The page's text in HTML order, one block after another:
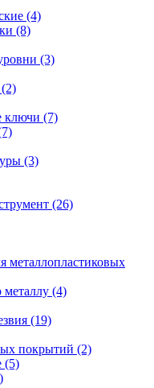
(4)
(8)
(3)
ключи (7)
(3)
(26)
(4)
(19)
покрытий (2)
(5)